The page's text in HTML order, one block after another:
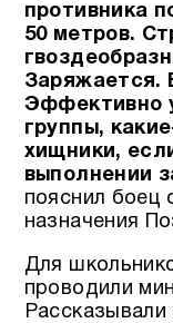
противника
50 метров.
Заряжается.
Эффективно
группы,
хищники,
выполнении
пояснил боец
назначения
Для
проводили